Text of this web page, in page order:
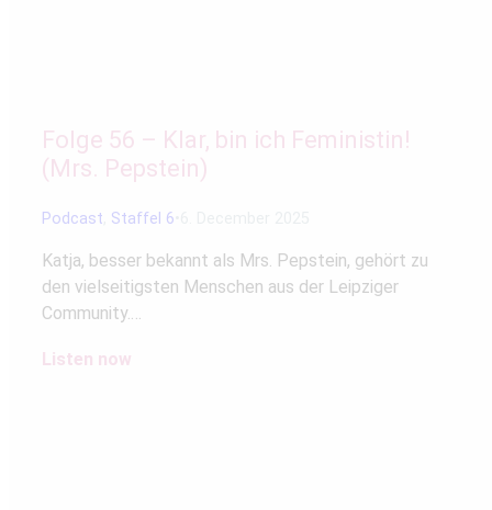
Folge 56 – Klar, bin ich Feministin!
(Mrs. Pepstein)
Podcast Staffel 6
Katja, besser bekannt als Mrs. Pepstein, gehört zu
den vielseitigsten Menschen aus der Leipziger
Community.…
Listen now